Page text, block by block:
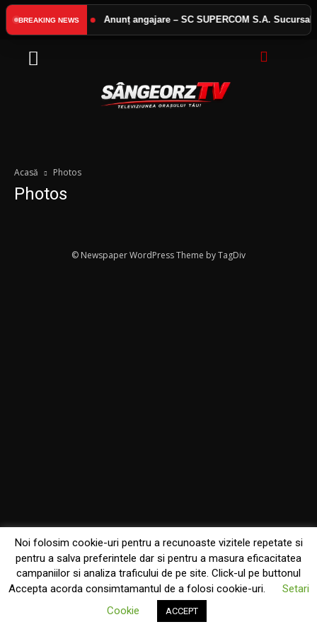
BREAKING NEWS
interes public Anunț angajare – SC SUPERCOM S.A.
Acasă Photos
Photos
© Newspaper WordPress Theme by TagDiv
Noi folosim cookie-uri pentru a recunoaste vizitele repetate si
pentru a salva preferintele dar si pentru a masura eficacitatea
campaniilor si analiza traficului de pe site. Click-ul pe buttonul
Accepta acorda consimtamantul de a folosi cookie-uri.
Setari
Cookie
ACCEPT